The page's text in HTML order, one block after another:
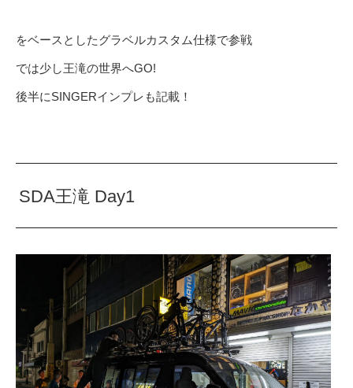
をベースとしたグラベルカスタム仕様で参戦
では少し王滝の世界へGO!
後半にSINGERインプレも記載！
SDA王滝 Day1